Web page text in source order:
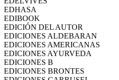
EDHASA
EDIBOOK
EDICIÓN DEL AUTOR
EDICIONES ALDEBARAN
EDICIONES AMERICANAS
EDICIONES AYURVEDA
EDICIONES B
EDICIONES BRONTES